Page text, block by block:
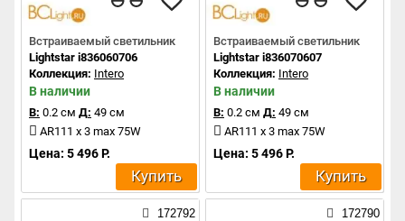
Встраиваемый светильник
Lightstar i836060706
Коллекция: Intero
В наличии
В: 0.2 см Д: 49 см
AR111 x 3 max 75W
Цена: 5 496 Р.
Купить
Встраиваемый светильник
Lightstar i836070607
Коллекция: Intero
В наличии
В: 0.2 см Д: 49 см
AR111 x 3 max 75W
Цена: 5 496 Р.
Купить
172792 172790